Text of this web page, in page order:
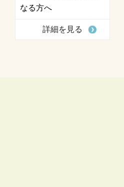
なる方へ
詳細を見る